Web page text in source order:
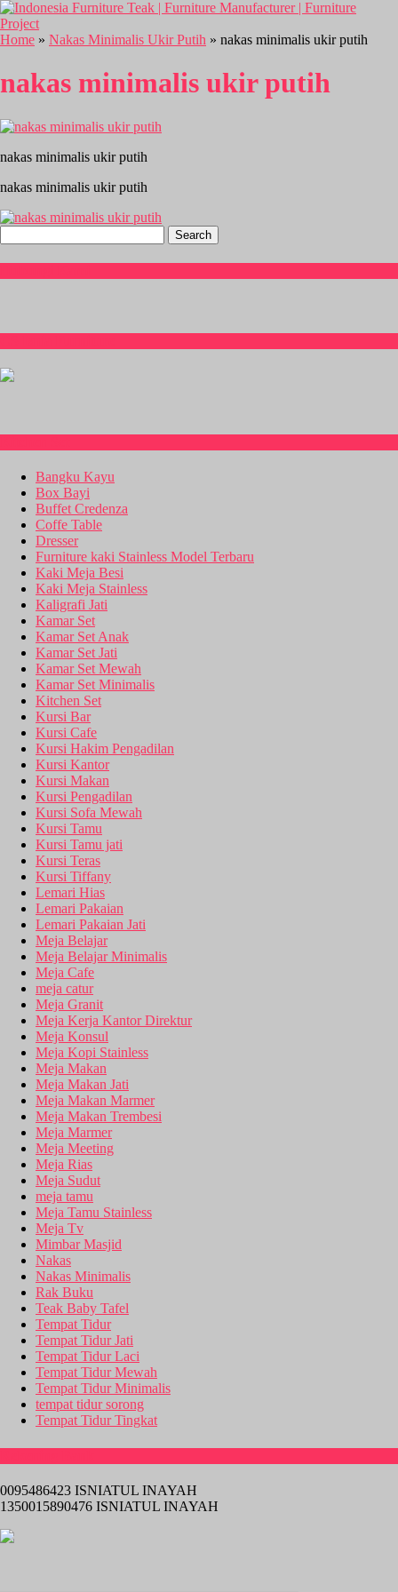
Home » Nakas Minimalis Ukir Putih » nakas minimalis ukir putih
nakas minimalis ukir putih
nakas minimalis ukir putih
nakas minimalis ukir putih
for:
Bangku Kayu
Box Bayi
Buffet Credenza
Coffe Table
Dresser
Furniture kaki Stainless Model Terbaru
Kaki Meja Besi
Kaki Meja Stainless
Kaligrafi Jati
Kamar Set
Kamar Set Anak
Kamar Set Jati
Kamar Set Mewah
Kamar Set Minimalis
Kitchen Set
Kursi Bar
Kursi Cafe
Kursi Hakim Pengadilan
Kursi Kantor
Kursi Makan
Kursi Pengadilan
Kursi Sofa Mewah
Kursi Tamu
Kursi Tamu jati
Kursi Teras
Kursi Tiffany
Lemari Hias
Lemari Pakaian
Lemari Pakaian Jati
Meja Belajar
Meja Belajar Minimalis
Meja Cafe
meja catur
Meja Granit
Meja Kerja Kantor Direktur
Meja Konsul
Meja Kopi Stainless
Meja Makan
Meja Makan Jati
Meja Makan Marmer
Meja Makan Trembesi
Meja Marmer
Meja Meeting
Meja Rias
Meja Sudut
meja tamu
Meja Tamu Stainless
Meja Tv
Mimbar Masjid
Nakas
Nakas Minimalis
Rak Buku
Teak Baby Tafel
Tempat Tidur
Tempat Tidur Jati
Tempat Tidur Laci
Tempat Tidur Mewah
Tempat Tidur Minimalis
tempat tidur sorong
Tempat Tidur Tingkat
0095486423 ISNIATUL INAYAH
1350015890476 ISNIATUL INAYAH